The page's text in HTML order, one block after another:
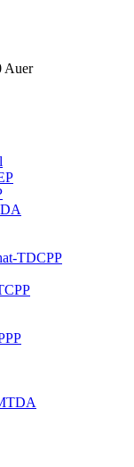
Auer
TDCPP